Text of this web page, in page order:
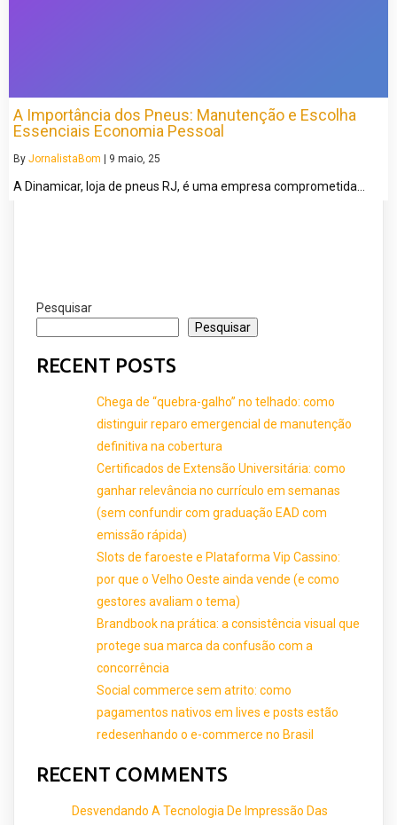
A Importância dos Pneus: Manutenção e Escolha
Essenciais Economia Pessoal
By JornalistaBom | 9 maio, 25
A Dinamicar, loja de pneus RJ, é uma empresa comprometida…
Pesquisar
Pesquisar
RECENT POSTS
Chega de “quebra-galho” no telhado: como
distinguir reparo emergencial de manutenção
definitiva na cobertura
Certificados de Extensão Universitária: como
ganhar relevância no currículo em semanas
(sem confundir com graduação EAD com
emissão rápida)
Slots de faroeste e Plataforma Vip Cassino:
por que o Velho Oeste ainda vende (e como
gestores avaliam o tema)
Brandbook na prática: a consistência visual que
protege sua marca da confusão com a
concorrência
Social commerce sem atrito: como
pagamentos nativos em lives e posts estão
redesenhando o e-commerce no Brasil
RECENT COMMENTS
Desvendando A Tecnologia De Impressão Das